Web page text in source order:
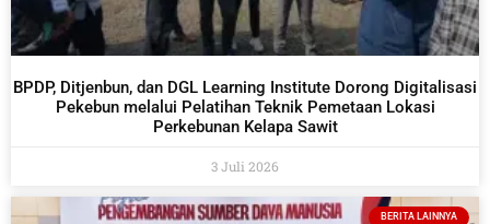
BPDP, Ditjenbun, dan DGL Learning Institute Dorong Digitalisasi
Pekebun melalui Pelatihan Teknik Pemetaan Lokasi
Perkebunan Kelapa Sawit
3 Juli 2026
BERITA LAINNYA